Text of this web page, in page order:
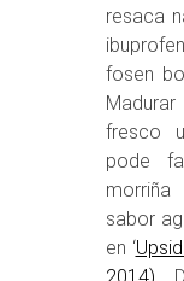
resaca
fosen
fresco
pode
sabor
en ‘